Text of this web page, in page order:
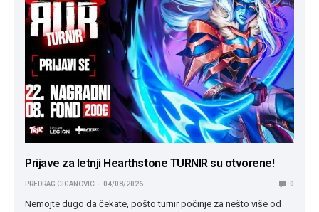
Prijave za letnji Hearthstone TURNIR su otvorene!
PREDRAG CIGANOVIC 04/08/2026 0
Nemojte dugo da čekate, pošto turnir počinje za nešto više od